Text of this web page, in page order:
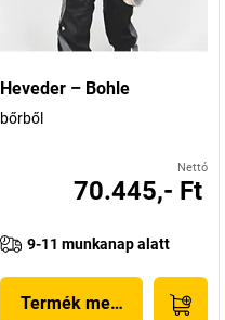
Heveder – Bohle
bőrből
Nettó
70.445,- Ft
9-11 munkanap alatt
Termék megjelenítése